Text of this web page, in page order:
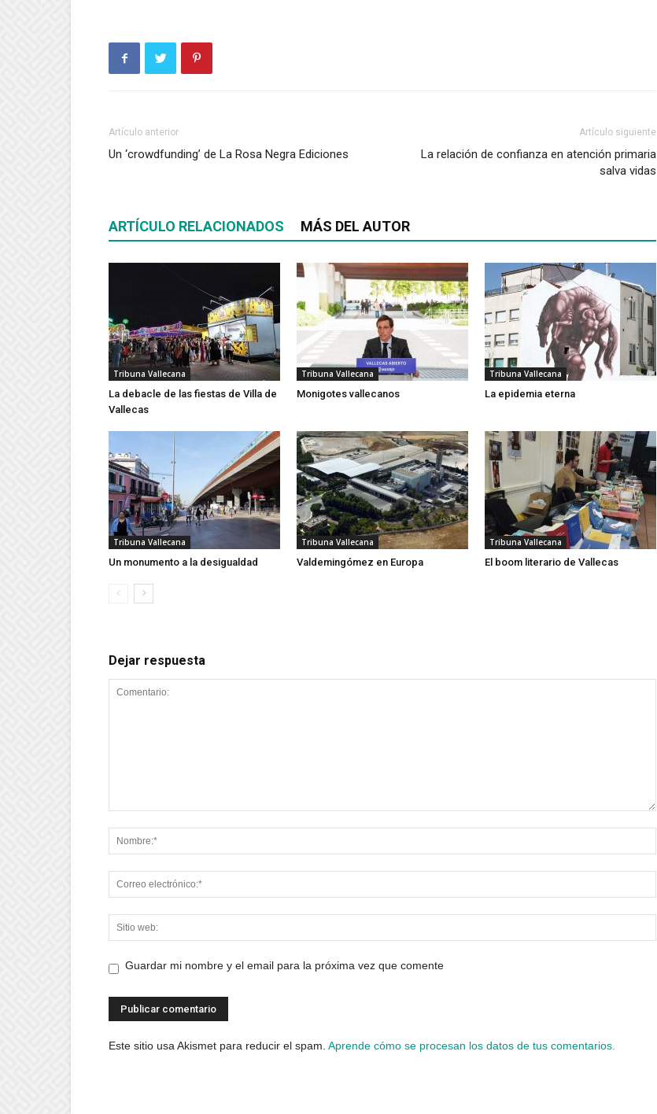
Artículo anterior
Un ‘crowdfunding’ de La Rosa Negra Ediciones
Artículo siguiente
La relación de confianza en atención primaria
salva vidas
ARTÍCULO RELACIONADOS MÁS DEL AUTOR
Tribuna Vallecana
La debacle de las fiestas de Villa de
Vallecas
Tribuna Vallecana
Monigotes vallecanos
Tribuna Vallecana
La epidemia eterna
Tribuna Vallecana
Un monumento a la desigualdad
Tribuna Vallecana
Valdemingómez en Europa
Tribuna Vallecana
El boom literario de Vallecas
Dejar respuesta
Guardar mi nombre y el email para la próxima vez que comente
Este sitio usa Akismet para reducir el spam. Aprende cómo se procesan los datos de tus comentarios.